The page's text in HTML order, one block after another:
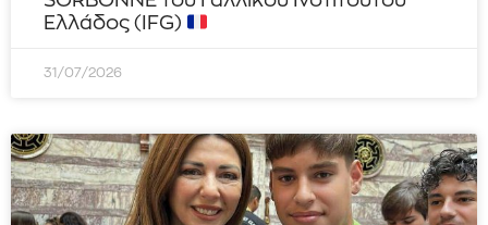
Ελλάδος (IFG)
31/07/2026